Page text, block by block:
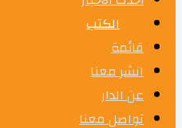
الكتب
قائمة
انشر معنا
عن الدار
تواصل معنا